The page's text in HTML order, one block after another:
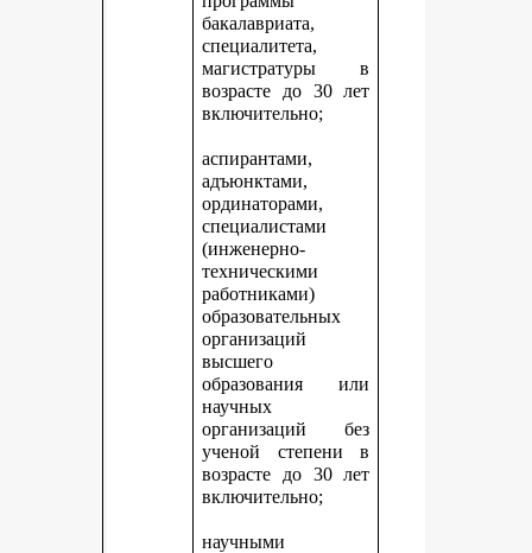
бакалавриата,
специалитета,
магистратуры в
возрасте до 30 лет
включительно;
аспирантами,
адъюнктами,
ординаторами,
специалистами
(инженерно-
техническими
работниками)
образовательных
организаций
высшего
образования или
научных
организаций без
ученой степени в
возрасте до 30 лет
включительно;
научными